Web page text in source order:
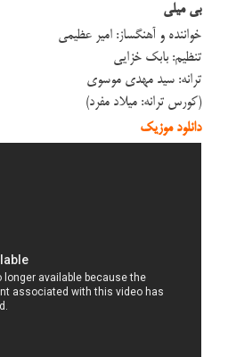
بی میلی
خواننده و آهنگساز: امیر عظیمی
تنظیم: بابک خزایی
ترانه: سید مهدی موسوی
(کورس ترانه: میلاد مفرد)
دانلود موزیک